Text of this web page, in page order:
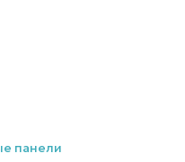
панели